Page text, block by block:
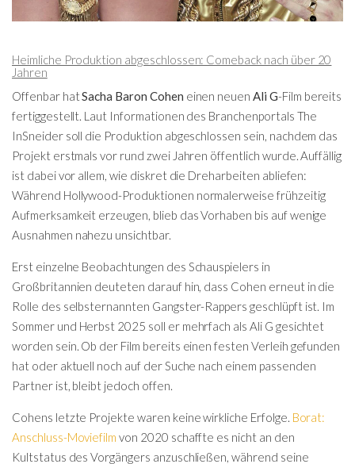
Heimliche Produktion abgeschlossen: Comeback nach über 20
Jahren
Offenbar hatSacha Baron Cohen einen neuenAli G-Film bereits
fertiggestellt. Laut Informationen des Branchenportals The
InSneider soll die Produktion abgeschlossen sein, nachdem das
Projekt erstmals vor rund zwei Jahren öffentlich wurde. Auffällig
ist dabei vor allem, wie diskret die Dreharbeiten abliefen:
Während Hollywood-Produktionen normalerweise frühzeitig
Aufmerksamkeit erzeugen, blieb das Vorhaben bis auf wenige
Ausnahmen nahezu unsichtbar.
Erst einzelne Beobachtungen des Schauspielers in
Großbritannien deuteten darauf hin, dass Cohen erneut in die
Rolle des selbsternannten Gangster-Rappers geschlüpft ist. Im
Sommer und Herbst 2025 soll er mehrfach als Ali G gesichtet
worden sein. Ob der Film bereits einen festen Verleih gefunden
hat oder aktuell noch auf der Suche nach einem passenden
Partner ist, bleibt jedoch offen.
Cohens letzte Projekte waren keine wirkliche Erfolge. Borat:
Anschluss-Moviefilm von 2020 schaffte es nicht an den
Kultstatus des Vorgängers anzuschließen, während seine